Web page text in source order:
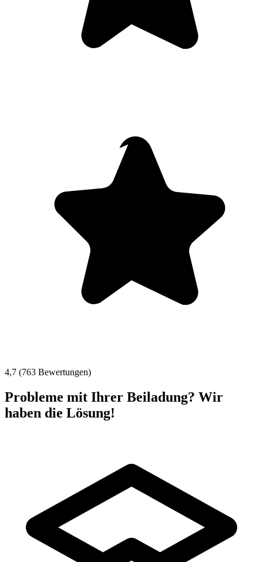
4,7 (763 Bewertungen)
Probleme mit Ihrer Beiladung? Wir
haben die Lösung!